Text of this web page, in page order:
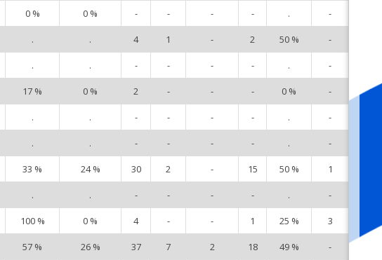
0 % 0 % - - - - . -
. . 4 1 - 2 50 % -
. . - - - - . -
17 % 0 % 2 - - - 0 % -
. . - - - - . -
. . - - - - . -
33 % 24 % 30 2 - 15 50 % 1
. . - - - - . -
100 % 0 % 4 - - 1 25 % 3
57 % 26 % 37 7 2 18 49 %
-
9